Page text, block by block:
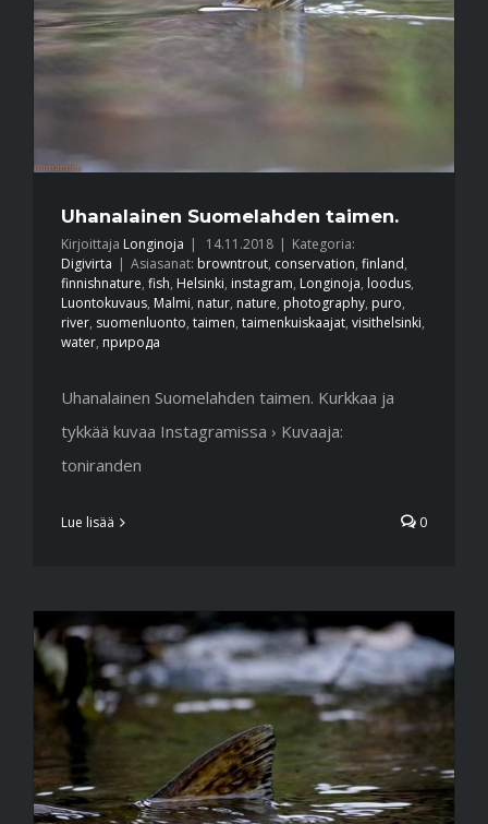
Uhanalainen Suomelahden taimen.
Kirjoittaja Longinoja | 14.11.2018 | Kategoria:
Digivirta | Asiasanat: browntrout, conservation, finland,
finnishnature, fish, Helsinki, instagram, Longinoja, loodus,
Luontokuvaus, Malmi, natur, nature, photography, puro,
river, suomenluonto, taimen, taimenkuiskaajat, visithelsinki,
water, природа
Uhanalainen Suomelahden taimen. Kurkkaa ja
tykkää kuvaa Instagramissa › Kuvaaja:
toniranden
Lue lisää 0